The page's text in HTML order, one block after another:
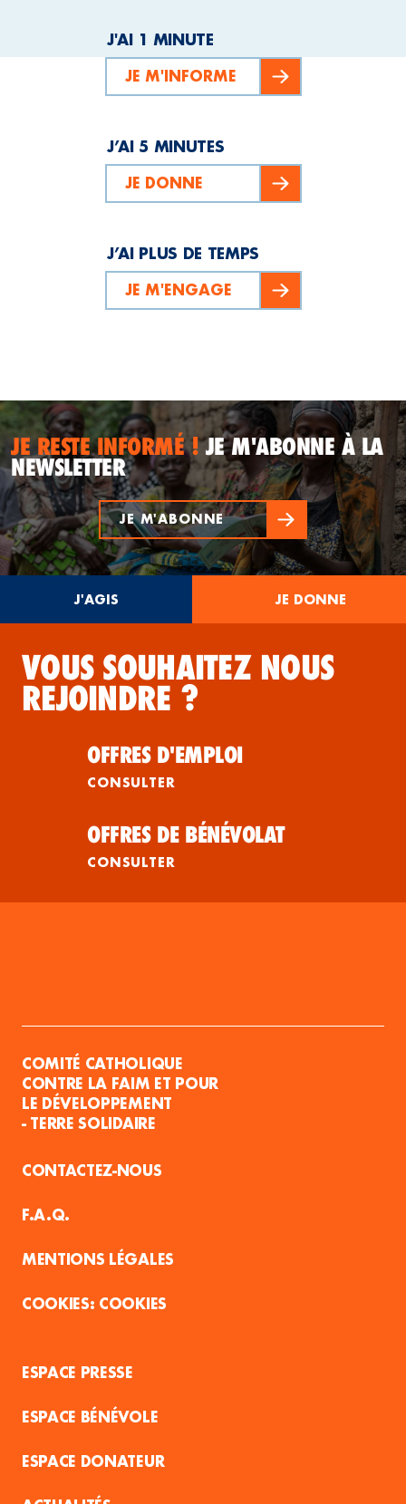
J'AI 1 MINUTE
JE M'INFORME
J’AI 5 MINUTES
JE DONNE
J’AI PLUS DE TEMPS
JE M'ENGAGE
JE RESTE INFORMÉ !JE M'ABONNE À LA
NEWSLETTER
JE M'ABONNE
J'AGIS JE DONNE
VOUS SOUHAITEZ NOUS
REJOINDRE ?
OFFRES D'EMPLOI
CONSULTER
OFFRES DE BÉNÉVOLAT
CONSULTER
COMITÉ CATHOLIQUE
CONTRE LA FAIM ET POUR
LE DÉVELOPPEMENT
- TERRE SOLIDAIRE
CONTACTEZ-NOUS
F.A.Q.
MENTIONS LÉGALES
COOKIES
ESPACE PRESSE
ESPACE BÉNÉVOLE
ESPACE DONATEUR